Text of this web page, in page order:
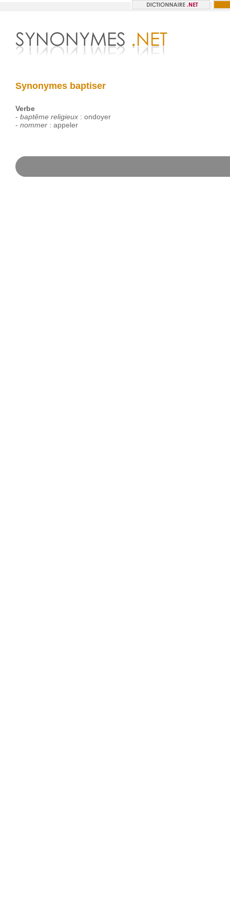
Synonymes baptiser
Verbe
- baptême religieux: ondoyer
- nommer: appeler